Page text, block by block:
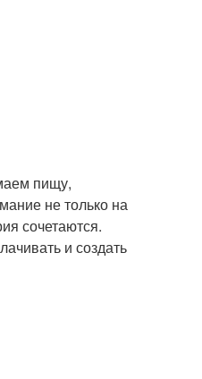
пищу,
не только на
сочетаются.
и создать